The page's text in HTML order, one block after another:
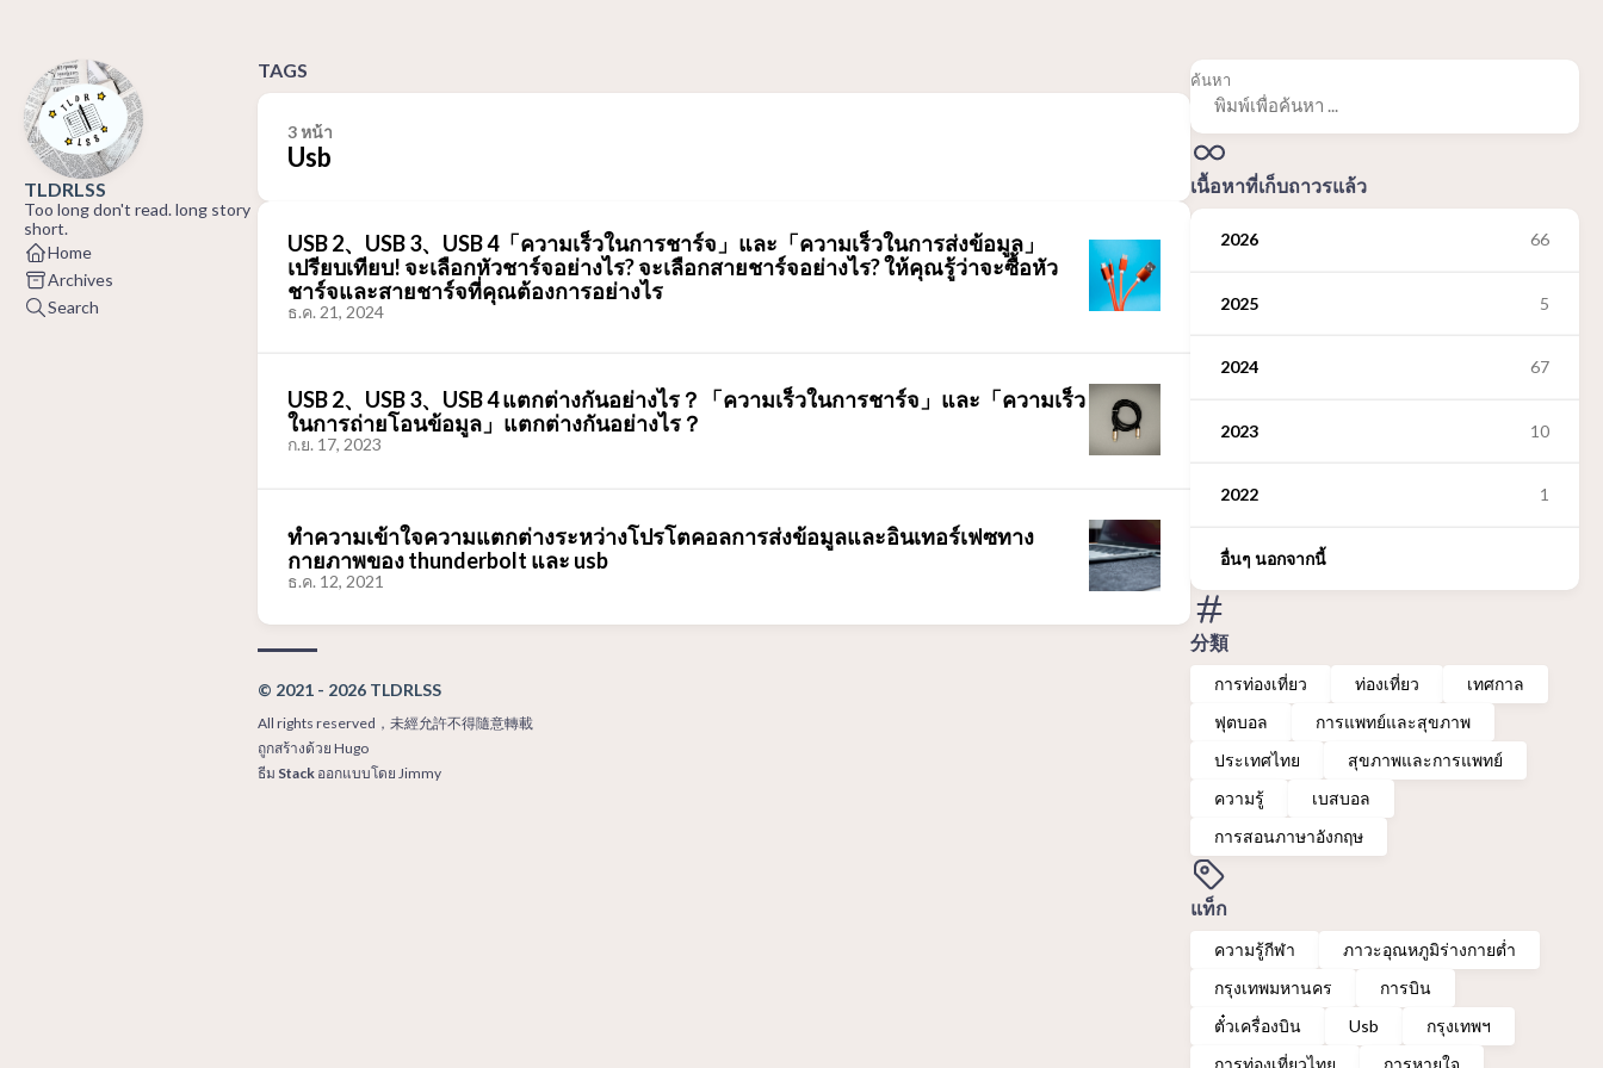
TLDRLSS
Too long don't read. long story
short.
Home
Archives
Search
ค้นหา
เนื้อหาที่เก็บถาวรแล้ว
2026 66
2025 5
2024 67
2023 10
2022 1
อื่นๆ นอกจากนี้
分類
การท่องเที่ยว ท่องเที่ยว
เทศกาล
ฟุตบอล
การแพทย์และสุขภาพ
ประเทศไทย
สุขภาพและการแพทย์
ความรู้
เบสบอล
การสอนภาษาอังกฤษ
แท็ก
ความรู้กีฬา
ภาวะอุณหภูมิร่างกายต่ำ
กรุงเทพมหานคร
การบิน
ตั๋วเครื่องบิน
Usb
กรุงเทพฯ
การท่องเที่ยวไทย
การหายใจ
TAGS
3 หน้า
Usb
USB 2、USB 3、USB 4「ความเร็วในการชาร์จ」และ「ความเร็วในการส่งข้อมูล」
เปรียบเทียบ! จะเลือกหัวชาร์จอย่างไร? จะเลือกสายชาร์จอย่างไร? ให้คุณรู้ว่าจะซื้อหัว
ชาร์จและสายชาร์จที่คุณต้องการอย่างไร
ธ.ค. 21, 2024
USB 2、USB 3、USB 4 แตกต่างกันอย่างไร？「ความเร็วในการชาร์จ」และ「ความเร็ว
ในการถ่ายโอนข้อมูล」แตกต่างกันอย่างไร？
ก.ย. 17, 2023
ทำความเข้าใจความแตกต่างระหว่างโปรโตคอลการส่งข้อมูลและอินเทอร์เฟซทาง
กายภาพของ thunderbolt และ usb
ธ.ค. 12, 2021
© 2021 - 2026 TLDRLSS
All rights reserved，未經允許不得隨意轉載
ถูกสร้างด้วย Hugo
ธีม Stackออกแบบโดย Jimmy